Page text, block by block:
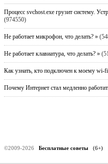
Процесс svchost.exe грузит систему.
(974550)
Не работает микрофон, что делать? »
Не работает клавиатура, что делать? »
Как узнать, кто подключен к моему wi-
Почему Интернет стал медленно
©2009-2026 Бесплатные советы(6+)